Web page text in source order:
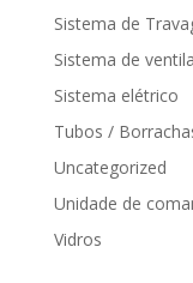
Sistema de
Sistema de
Sistema elétrico
Tubos /
Uncategorized
Unidade de
Vidros